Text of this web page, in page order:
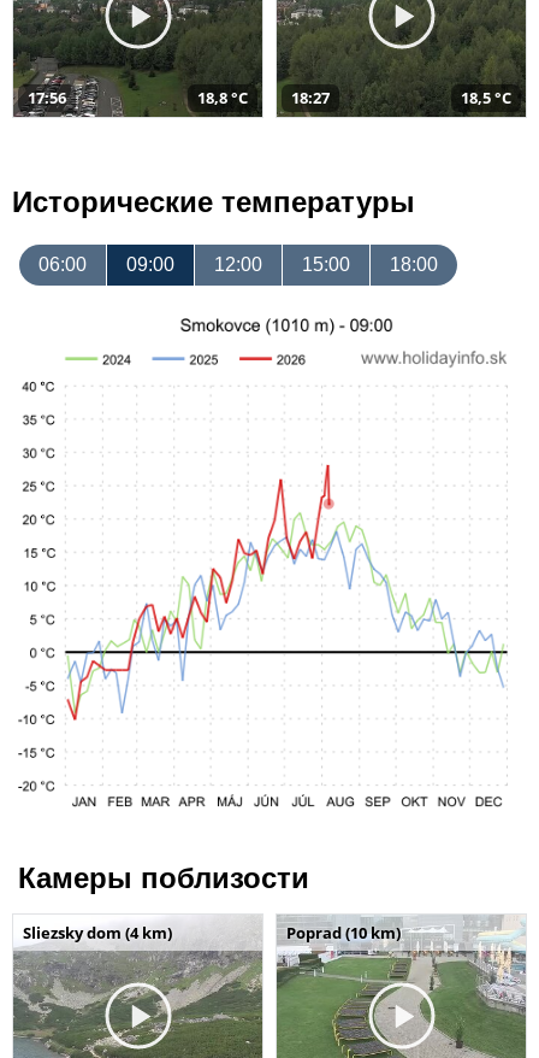
17:56 18,8 °C 18:27 18,5 °C
Исторические температуры
06:00 09:00 12:00 15:00 18:00
Камеры поблизости
Sliezsky dom (4 km) Poprad (10 km)